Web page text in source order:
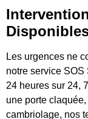
Les urgences ne
notre service SOS
24 heures sur 24,
une porte
cambriolage, nos